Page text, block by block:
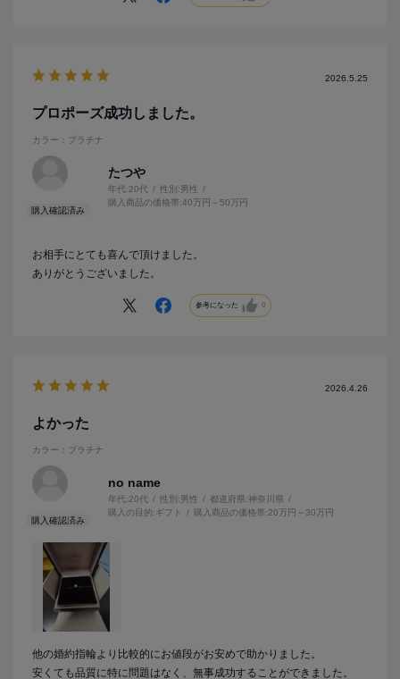
妻も喜んでおり、指に付けても似合っているのがとても嬉しかったで
いものを選ぶことができました。
2026.5.25
プロポーズ成功しました。
カラー：プラチナ
たつや
年代:20代 性別:男性
購入商品の価格帯:40万円～50万円
お相手にとても喜んで頂けました。
ありがとうございました。
参考になった 0
2026.4.26
よかった
カラー：プラチナ
no name
年代:20代 性別:男性 都道府県:神奈川県
購入の目的: ギフト 購入商品の価格帯:20万円～30万円
他の婚約指輪より比較的にお値段がお安めで助かりました。
安くても品質に特に問題はなく、無事成功することができました。